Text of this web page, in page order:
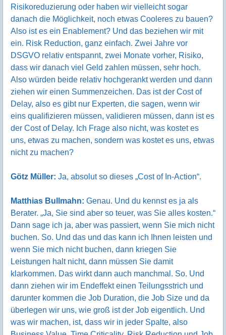
Risikoreduzierung oder haben wir vielleicht sogar
danach die Möglichkeit, noch etwas Cooleres zu bauen?
Also ist es ein Enablement? Und das beziehen wir mit
ein. Risk Reduction, ganz einfach. Zwei Jahre vor
DSGVO relativ entspannt, zwei Monate vorher, Risiko,
dass wir danach viel Geld zahlen müssen, sehr hoch.
Also würden beide relativ hochgerankt werden und dann
ziehen wir einen Summenzeichen. Das ist der Cost of
Delay, also es gibt nur Experten, die sagen, wenn wir
eins qualifizieren müssen, validieren müssen, dann ist es
der Cost of Delay. Ich Frage also nicht, was kostet es
uns, etwas zu machen, sondern was kostet es uns, etwas
nicht zu machen?
Götz Müller: Ja, absolut so dieses „Cost of In-Action“.
Matthias Bullmahn: Genau. Und du kennst es ja als
Berater. „Ja, Sie sind aber so teuer, was Sie alles kosten.“
Dann sage ich ja, aber was passiert, wenn Sie mich nicht
buchen. So. Und das und das kann ich Ihnen leisten und
wenn Sie mich nicht buchen, dann kriegen Sie
Leistungen halt nicht, dann müssen Sie damit
klarkommen. Das wirkt dann auch manchmal. So. Und
dann ziehen wir im Endeffekt einen Teilungsstrich und
darunter kommen die Job Duration, die Job Size und da
überlegen wir uns, wie groß ist der Job eigentlich. Und
was wir machen, ist, dass wir in jeder Spalte, also